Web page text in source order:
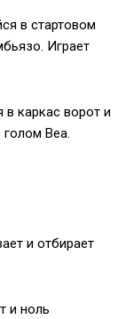
в стартовом
Играет
в каркас ворот и
Веа.
и отбирает
и ноль